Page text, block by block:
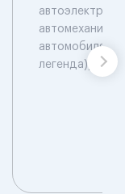
автоэлектрик и
автомеханик
автомобилям.
легенда))